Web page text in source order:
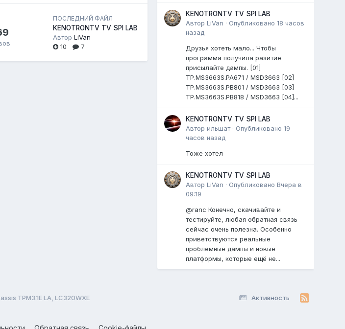
ПОСЛЕДНИЙ ФАЙЛ
KENOTRONTV TV SPI LAB
АвторLiVan
10
7
KENOTRONTV TV SPI LAB
АвторLiVan · Опубликовано18 часов
назад
Друзья хотеть мало... Чтобы
программа получила разитие
присылайте дампы. [01]
TP.MS3663S.PA671 / MSD3663 [02]
TP.MS3663S.PB801 / MSD3663 [03]
TP.MS3663S.PB818 / MSD3663 [04]...
KENOTRONTV TV SPI LAB
Авторильшат· Опубликовано19
часов назад
Тоже хотел
KENOTRONTV TV SPI LAB
АвторLiVan · ОпубликованоВчера в
09:19
@ranc Конечно, скачивайте и
тестируйте, любая обратная связь
сейчас очень полезна. Особенно
приветствуются реальные
проблемные дампы и новые
платформы, которые ещё не...
Активность
TPM3.1E LA, LC320WXE